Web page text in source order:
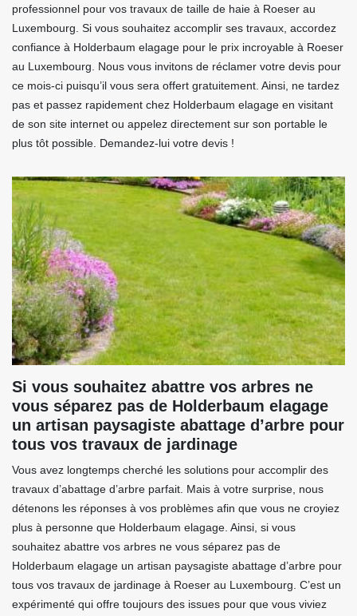
professionnel pour vos travaux de taille de haie à Roeser au
Luxembourg. Si vous souhaitez accomplir ses travaux, accordez
confiance à Holderbaum elagage pour le prix incroyable à Roeser
au Luxembourg. Nous vous invitons de réclamer votre devis pour
ce mois-ci puisqu’il vous sera offert gratuitement. Ainsi, ne tardez
pas et passez rapidement chez Holderbaum elagage en visitant
de son site internet ou appelez directement sur son portable le
plus tôt possible. Demandez-lui votre devis !
Si vous souhaitez abattre vos arbres ne
vous séparez pas de Holderbaum elagage
un artisan paysagiste abattage d’arbre pour
tous vos travaux de jardinage
Vous avez longtemps cherché les solutions pour accomplir des
travaux d’abattage d’arbre parfait. Mais à votre surprise, nous
détenons les réponses à vos problèmes afin que vous ne croyiez
plus à personne que Holderbaum elagage. Ainsi, si vous
souhaitez abattre vos arbres ne vous séparez pas de
Holderbaum elagage un artisan paysagiste abattage d’arbre pour
tous vos travaux de jardinage à Roeser au Luxembourg. C’est un
expérimenté qui offre toujours des issues pour que vous viviez